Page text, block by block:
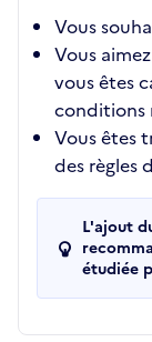
Vous
Vous
vous êtes
conditions
Vous êtes
des règles
L'ajout
étudiée